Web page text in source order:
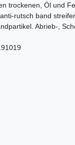
trockenen, Öl und
rutsch band
Abrieb-,